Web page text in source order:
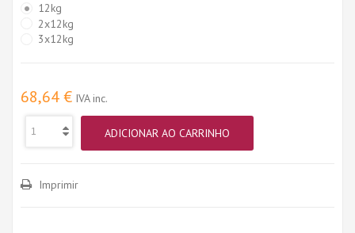
12kg
2x12kg
3x12kg
68,64 € IVA inc.
ADICIONAR AO CARRINHO
Imprimir